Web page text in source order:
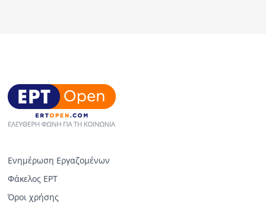
Ενημέρωση Εργαζομένων
Φάκελος ΕΡΤ
Όροι χρήσης